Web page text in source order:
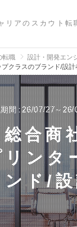
リアのスカウト転
転職
設計・開発エン
クラスのブランド/設
間 26/07/27～26/
総合商
リンタ
ンド/